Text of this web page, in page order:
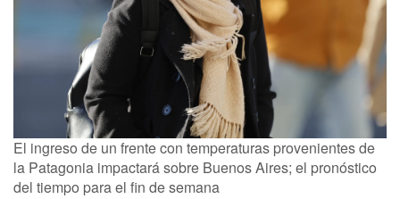
El ingreso de un frente con temperaturas provenientes de
la Patagonia impactará sobre Buenos Aires; el pronóstico
del tiempo para el fin de semana